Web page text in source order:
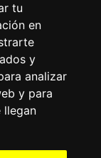
tu
en
y
analizar
y para
llegan